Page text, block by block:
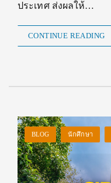
ประเทศ ส่งผลให้…
CONTINUE READING
BLOG นักศึกษา